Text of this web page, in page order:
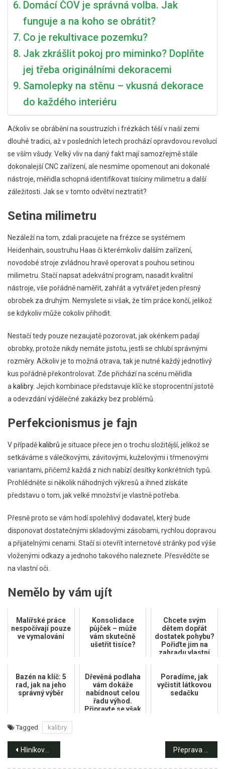
Domácí ČOV je správná volba. Jak
funguje a na koho se obrátit?
Co je rekultivace pozemku?
Jak zkrášlit pokoj pro miminko? Doplňte
jej třeba originálními dekoracemi
Samolepky na stěnu – vkusná dekorace
do každého interiéru
Ačkoliv se obrábění na soustruzích i frézkách těší v naší zemi
dlouhé tradici, až v posledních letech prochází opravdovou revolucí
se vším všudy. Velký vliv na daný fakt mají samozřejmě stále
dokonalejší CNC zařízení, ale nesmíme opomenout ani dokonalé
nástroje, měřidla schopná identifikovat tisíciny milimetru a další
záležitosti. Jak se v tomto odvětví neztratit?
Setina milimetru
Nezáleží na tom, zdali pracujete na frézce se systémem
Heidenhain, soustruhu Haas či kterémkoliv dalším zařízení,
novodobé stroje zvládnou hravě operovat s pouhou setinou
milimetru. Stačí napsat adekvátní program, nasadit kvalitní
nástroje, vše pořádně naměřit, zahřát a vytvářet jeden přesný
obrobek za druhým. Nemyslete si však, že tím práce končí, jelikož
se kdykoliv může cokoliv přihodit.
Nestačí tedy pouze nezaujatě pozorovat, jak okénkem padají
obrobky, protože nikdy nemáte jistotu, jestli se chlubí správnými
rozměry. Ačkoliv je to možná otrava, tak je nutné každý jednotlivý
kus pořádně překontrolovat. Zde přichází na scénu měřidla
a kalibry. Jejich kombinace představuje klíč ke stoprocentní jistotě
a odevzdání výdělečné zakázky bez problémů.
Perfekcionismus je fajn
V případě kalibrů je situace přece jen o trochu složitější, jelikož se
setkáváme s válečkovými, závitovými, kuželovými i třmenovými
variantami, přičemž každá z nich nabízí desítky konkrétních typů.
Prohlédněte si několik náhodných výkresů a ihned získáte
představu o tom, jak velké množství je vlastně potřeba.
Přesně proto se vám hodí spolehlivý dodavatel, který bude
disponovat dostatečnými skladovými zásobami, rychlou dopravou
a přijatelnými cenami. Stačí si otevřít internetové stránky pod výše
vloženými odkazy a jednoho takového naleznete. Přesvědčte se
na vlastní oči.
Nemělo by vám ujít
Malířské práce
nespočívají pouze
ve vymalování
Konsolidace
půjček – může
vám skutečně
ušetřit tisíce?
Chcete svým
dětem dopřát
dostatek pohybu?
Pořiďte jim na
zahradu vlastní
Bazén na klíč: 5
rad, jak na jeho
správný výběr
Dřevěná podlaha
vám dokáže
nabídnout celou
řadu výhod.
Připravte se však
Poradíme, jak
vyčistit látkovou
sedačku
Tagged kalibry
Navigace
Hliníkové profily disponují vysokou odolností a dlouhou životností. Jaké další výhody nabízí? Přeprava zboží uvnitř provozu: Jak na efektivní přepravu zboží a materiálu?